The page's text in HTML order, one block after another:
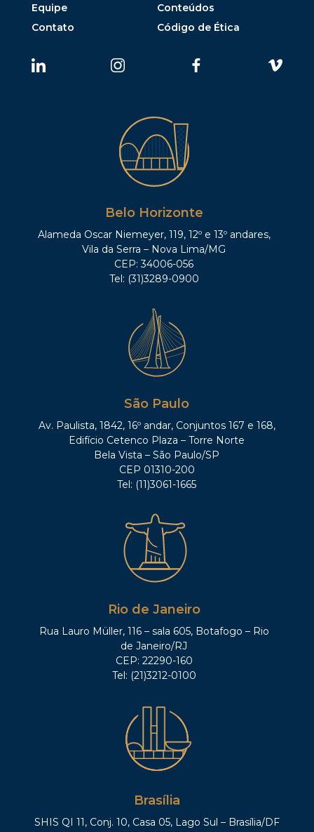
Equipe
Conteúdos
Contato
Código de Ética
Belo Horizonte
Alameda Oscar Niemeyer, 119, 12º e 13º andares,
Vila da Serra – Nova Lima/MG
CEP: 34006-056
Tel: (31)3289-0900
São Paulo
Av. Paulista, 1842, 16º andar, Conjuntos 167 e 168,
Edifício Cetenco Plaza – Torre Norte
Bela Vista – São Paulo/SP
CEP 01310-200
Tel: (11)3061-1665
Rio de Janeiro
Rua Lauro Müller, 116 – sala 605, Botafogo – Rio
de Janeiro/RJ
CEP: 22290-160
Tel: (21)3212-0100
Brasília
SHIS QI 11, Conj. 10, Casa 05, Lago Sul – Brasília/DF